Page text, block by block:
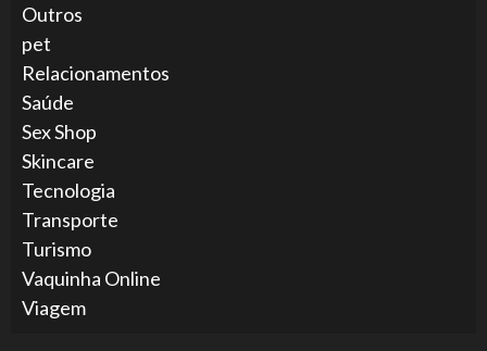
Outros
pet
Relacionamentos
Saúde
Sex Shop
Skincare
Tecnologia
Transporte
Turismo
Vaquinha Online
Viagem